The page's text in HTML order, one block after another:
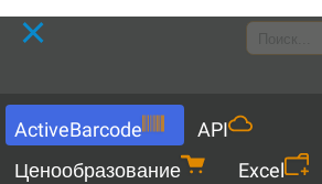
Menu
ActiveBarcode
API
Ценообразование
Excel